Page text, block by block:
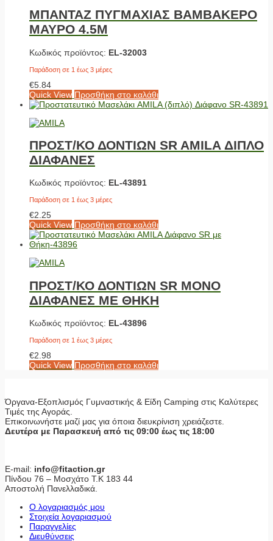
ΜΠΑΝΤΑΖ ΠΥΓΜΑΧΙΑΣ ΒΑΜΒΑΚΕΡΟ
ΜΑΥΡΟ 4.5M
Κωδικός προϊόντος: EL-32003
Παράδοση σε 1 έως 3 μέρες
€5.84
Quick View Προσθήκη στο καλάθι
ΠΡΟΣΤ/ΚΟ ΔΟΝΤΙΩΝ SR AMILA ΔΙΠΛΟ
ΔΙΑΦΑΝΕΣ
Κωδικός προϊόντος: EL-43891
Παράδοση σε 1 έως 3 μέρες
€2.25
Quick View Προσθήκη στο καλάθι
ΠΡΟΣΤ/ΚΟ ΔΟΝΤΙΩΝ SR ΜΟΝΟ
ΔΙΑΦΑΝΕΣ ΜΕ ΘΗΚΗ
Κωδικός προϊόντος: EL-43896
Παράδοση σε 1 έως 3 μέρες
€2.98
Quick View Προσθήκη στο καλάθι
Όργανα-Εξοπλισμός Γυμναστικής & Είδη Camping στις Καλύτερες
Τιμές της Αγοράς.
Επικοινωνήστε μαζί μας για όποια διευκρίνιση χρειάζεστε.
Δευτέρα με Παρασκευή από τις 09:00 έως τις 18:00
E-mail: info@fitaction.gr
Πίνδου 76 – Μοσχάτο Τ.Κ 183 44
Αποστολή Πανελλαδικά.
Ο λογαριασμός μου
Στοιχεία λογαριασμού
Παραγγελίες
Διευθύνσεις